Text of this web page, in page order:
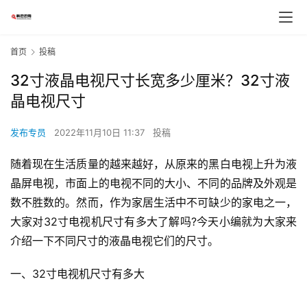
首页 投稿
32寸液晶电视尺寸长宽多少厘米？32寸液
晶电视尺寸
发布专员 2022年11月10日 11:37 投稿
随着现在生活质量的越来越好，从原来的黑白电视上升为液
晶屏电视，市面上的电视不同的大小、不同的品牌及外观是
数不胜数的。然而，作为家居生活中不可缺少的家电之一，
大家对32寸电视机尺寸有多大了解吗?今天小编就为大家来
介绍一下不同尺寸的液晶电视它们的尺寸。
一、32寸电视机尺寸有多大